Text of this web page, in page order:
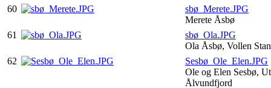
60
sbø_Merete.JPG
Merete Åsbø
61
sbø_Ola.JPG
Ola Åsbø, Vollen
62
Sesbø_Ole_Elen.JPG
Ole og Elen Sesbø,
Ålvundfjord